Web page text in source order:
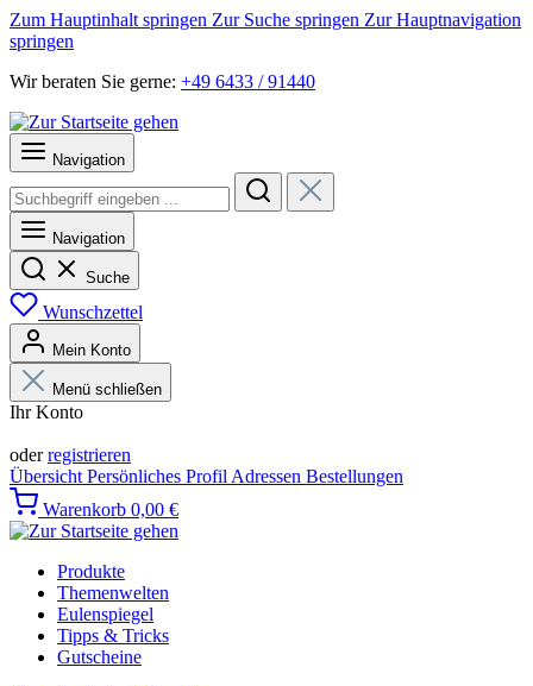
Zum Hauptinhalt springen Zur Suche springen Zur Hauptnavigation
springen
Wir beraten Sie gerne: +49 6433 / 91440
Navigation
Navigation
Suche
Wunschzettel
Mein Konto
Menü schließen
Ihr Konto
oderregistrieren
Übersicht Persönliches Profil Adressen Bestellungen
Warenkorb 0,00 €
Produkte
Themenwelten
Eulenspiegel
Tipps & Tricks
Gutscheine